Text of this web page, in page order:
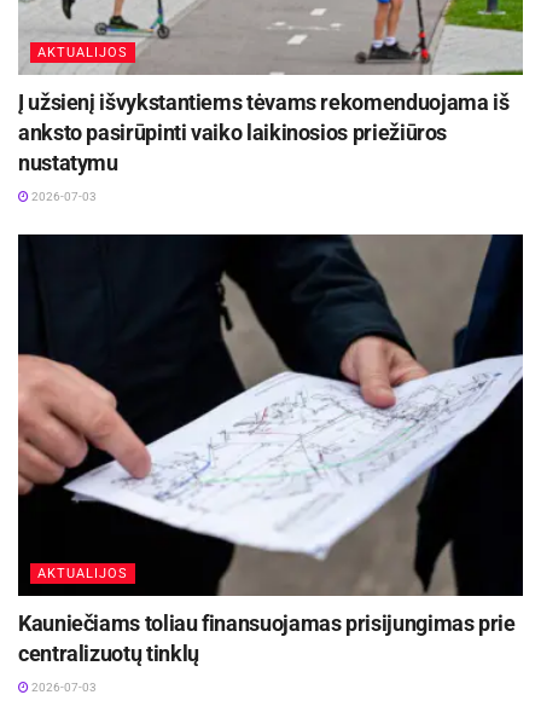
AKTUALIJOS
Į užsienį išvykstantiems tėvams rekomenduojama iš
anksto pasirūpinti vaiko laikinosios priežiūros
nustatymu
2026-07-03
AKTUALIJOS
Kauniečiams toliau finansuojamas prisijungimas prie
centralizuotų tinklų
2026-07-03